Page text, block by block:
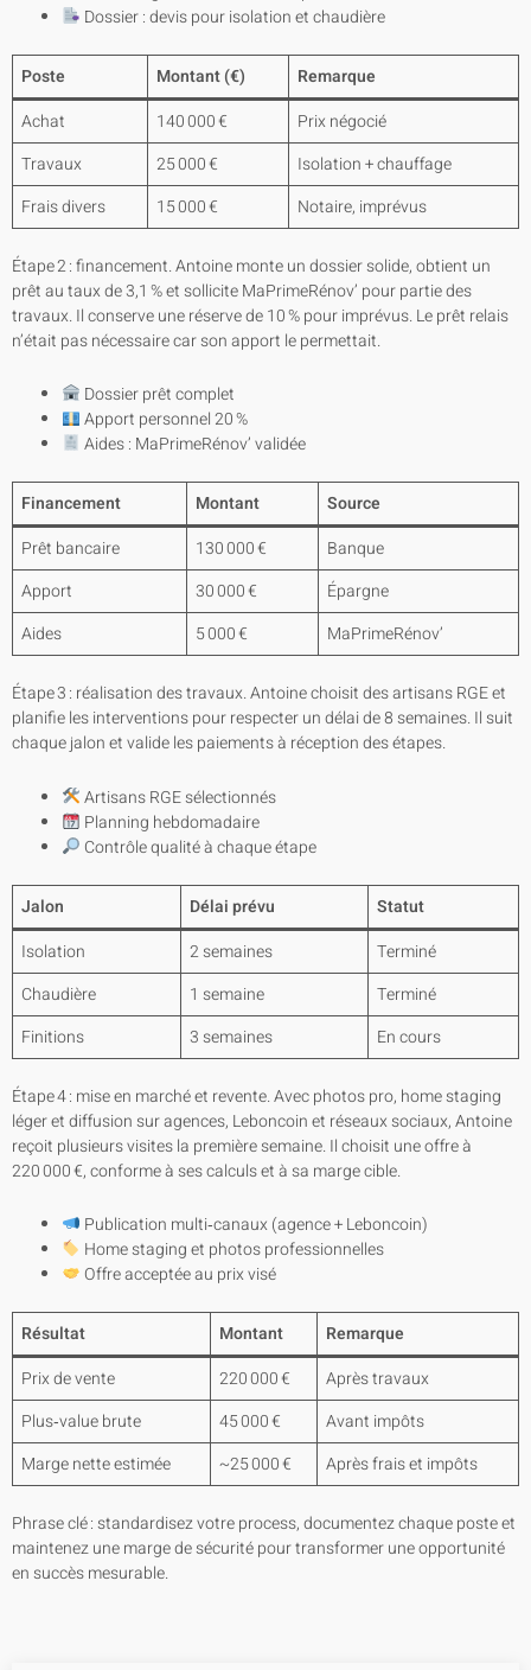
Dossier : devis pour isolation et chaudière
Poste Montant (€)
Remarque
Achat
140 000 €
Prix négocié
Travaux
25 000 €
Isolation + chauffage
Frais divers
15 000 € Notaire, imprévus
Étape 2 : financement. Antoine monte un dossier solide, obtient un
prêt au taux de 3,1 % et sollicite MaPrimeRénov’ pour partie des
travaux. Il conserve une réserve de 10 % pour imprévus. Le prêt relais
n’était pas nécessaire car son apport le permettait.
Dossier prêt complet
Apport personnel 20 %
Aides : MaPrimeRénov’ validée
Financement Montant
Source
Prêt bancaire
130 000 €
Banque
Apport
30 000 €
Épargne
Aides
5 000 € MaPrimeRénov’
Étape 3 : réalisation des travaux. Antoine choisit des artisans RGE et
planifie les interventions pour respecter un délai de 8 semaines. Il suit
chaque jalon et valide les paiements à réception des étapes.
Artisans RGE sélectionnés
Planning hebdomadaire
Contrôle qualité à chaque étape
Jalon Délai prévu
Statut
Isolation
2 semaines
Terminé
Chaudière
1 semaine
Terminé
Finitions
3 semaines En cours
Étape 4 : mise en marché et revente. Avec photos pro, home staging
léger et diffusion sur agences, Leboncoin et réseaux sociaux, Antoine
reçoit plusieurs visites la première semaine. Il choisit une offre à
220 000 €, conforme à ses calculs et à sa marge cible.
Publication multi‑canaux (agence + Leboncoin)
Home staging et photos professionnelles
Offre acceptée au prix visé
Résultat Montant
Remarque
Prix de vente
220 000 €
Après travaux
Plus‑value brute
45 000 €
Avant impôts
Marge nette estimée
~25 000 € Après frais et impôts
Phrase clé : standardisez votre process, documentez chaque poste et
maintenez une marge de sécurité pour transformer une opportunité
en succès mesurable.